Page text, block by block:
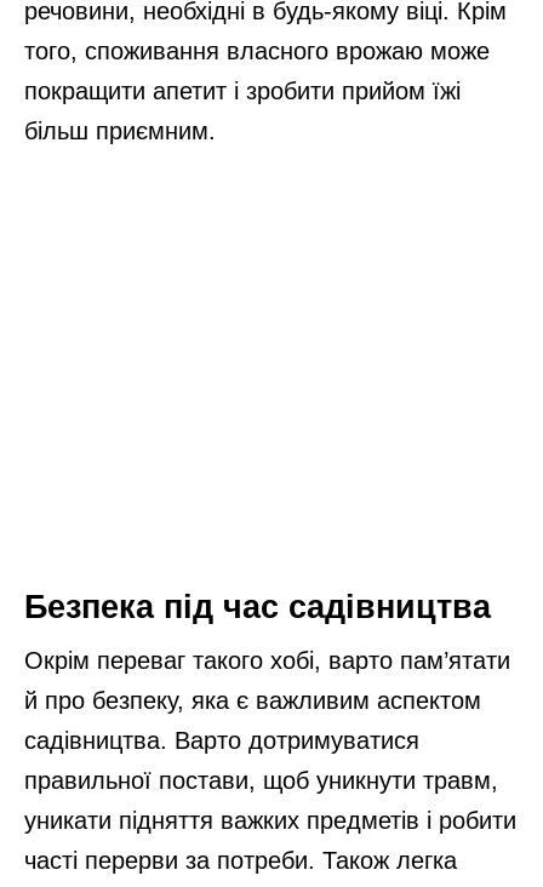
корисними та дає відчуття задоволення,
яке виходить за рамки простого
спостереження за ростом рослин.
Так, садівництво має виражений
терапевтичний ефект, створюючи спокійне
середовище для розслаблення. Аромати